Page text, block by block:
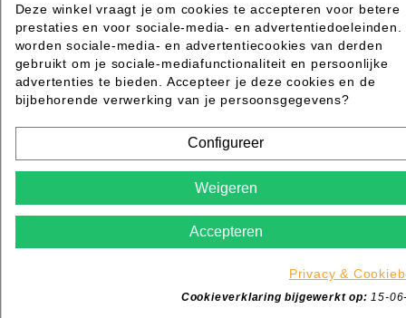
 Levertijd 2 tot 7 werkdagen
IN WINKELWAGEN
Deze winkel vraagt je om cookies te accepteren voor betere
prestaties en voor sociale-media- en advertentiedoeleinden.
worden sociale-media- en advertentiecookies van derden
gebruikt om je sociale-mediafunctionaliteit en persoonlijke
advertenties te bieden. Accepteer je deze cookies en de
bijbehorende verwerking van je persoonsgegevens?
Configureer
Weigeren
Accepteren
Privacy &
Cookieverklaring bijgewerkt op: 15-